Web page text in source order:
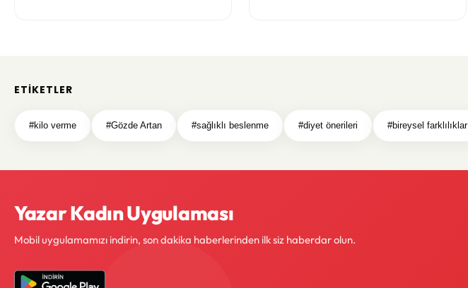
ETIKETLER
#kilo verme #Gözde Artan #sağlıklı beslenme #diyet önerileri #bireysel farklılıklar
Yazar Kadın Uygulaması
Mobil uygulamamızı indirin, son dakika haberlerinden ilk siz haberdar olun.